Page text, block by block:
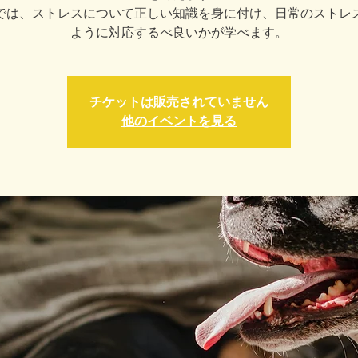
は、ストレスについて正しい知識を身に付け、日常のストレ
ように対応するべ良いかが学べます。
チケットは販売されていません
他のイベントを見る